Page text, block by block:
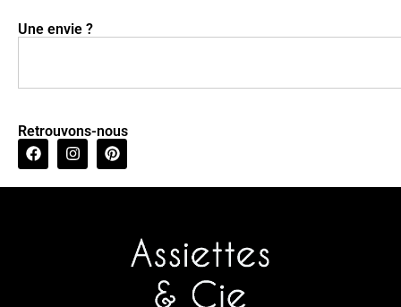
Une envie ?
Retrouvons-nous